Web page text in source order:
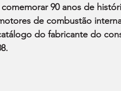
comemorar 90 anos de
de combustão
do fabricante do